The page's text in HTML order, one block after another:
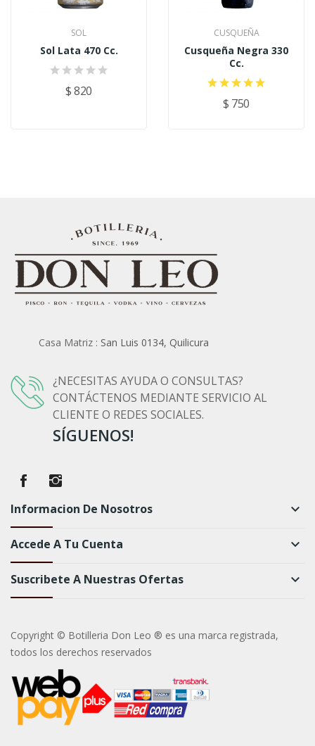
SOL
Sol Lata 470 Cc.
$ 820
CUSQUEÑA
Cusqueña Negra 330
Cc.
$ 750
Casa Matriz : San Luis 0134, Quilicura
¿NECESITAS AYUDA O CONSULTAS?
CONTÁCTENOS MEDIANTE SERVICIO AL
CLIENTE O REDES SOCIALES.
SÍGUENOS!
Informacion De Nosotros keyboard_arrow_down
Accede A Tu Cuenta keyboard_arrow_down
Suscribete A Nuestras Ofertas keyboard_arrow_down
Copyright © Botilleria Don Leo ® es una marca registrada,
todos los derechos reservados